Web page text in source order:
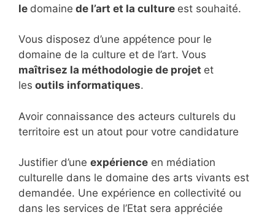
le domaine de l’art et la culture est souhaité.
Vous disposez d’une appétence pour le
domaine de la culture et de l’art. Vous
maîtrisez la méthodologie de projet et
les outils informatiques.
Avoir connaissance des acteurs culturels du
territoire est un atout pour votre candidature
Justifier d’une expérience en médiation
culturelle dans le domaine des arts vivants est
demandée. Une expérience en collectivité ou
dans les services de l’Etat sera appréciée